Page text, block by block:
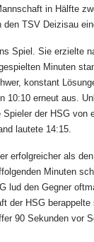
in Hälfte
TSV Deizisau
Spiel. Sie erzielte
Minuten
konstant
10:10 erneut aus.
der HSG
lautete 14:15.
erfolgreicher als
Minuten
lud den Gegner
der HSG
90 Sekunden